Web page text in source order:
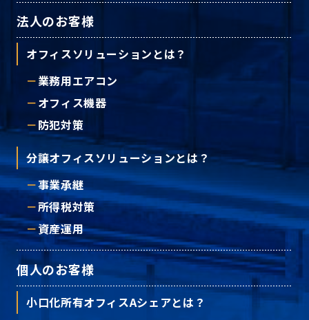
法人のお客様
オフィスソリューションとは？
業務用エアコン
オフィス機器
防犯対策
分譲オフィスソリューションとは？
事業承継
所得税対策
資産運用
個人のお客様
小口化所有オフィスAシェアとは？